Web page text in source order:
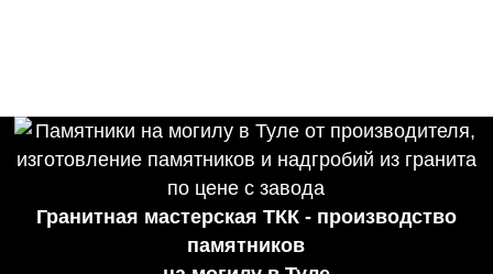
Гранитная мастерская ТКК - производство
памятников